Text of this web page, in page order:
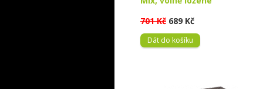
701 Kč 689 Kč
Dát do košíku